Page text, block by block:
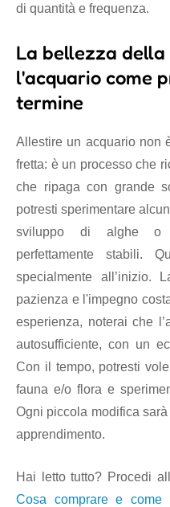
di quantità e frequenza.
La bellezza
l'acquario come
termine
Allestire un acquario non
fretta: è un processo che
che ripaga con grande
potresti sperimentare
sviluppo di alghe o
perfettamente stabili.
specialmente all’inizio.
pazienza e l'impegno
esperienza, noterai che
autosufficiente, con un
Con il tempo, potresti
fauna e/o flora e
Ogni piccola modifica
apprendimento.
Hai letto tutto? Procedi
Cosa comprare e come